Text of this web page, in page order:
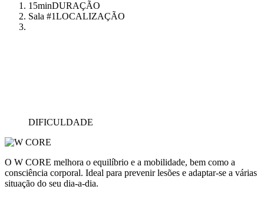
15minDURAÇÃO
Sala #1LOCALIZAÇÃO
DIFICULDADE
O W CORE melhora o equilíbrio e a mobilidade, bem como a
consciência corporal. Ideal para prevenir lesões e adaptar-se a várias
situação do seu dia-a-dia.